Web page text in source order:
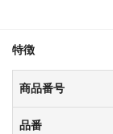
特徴
商品番号
品番